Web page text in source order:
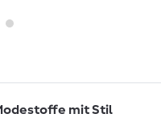
mit Stil